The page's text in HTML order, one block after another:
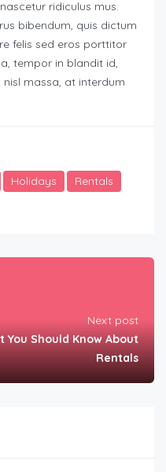
ridiculus mus.
bibendum, quis dictum
felis sed eros porttitor
tempor in blandit id,
massa, at interdum
Holidays
Rentals
Next post
Should Know About
Rentals